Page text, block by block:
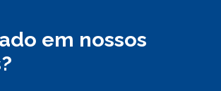
em nossos